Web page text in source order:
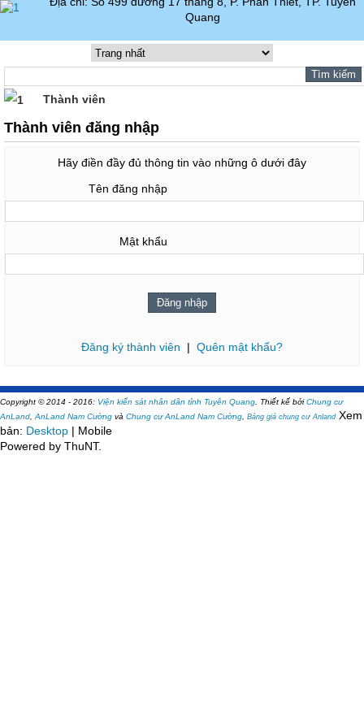
Quang
Thành viên
Thành viên đăng nhập
Hãy điền đầy đủ thông tin vào những ô dưới đây
Tên đăng nhập
Mật khẩu
Đăng ký thành viên | Quên mật khẩu?
Copyright © 2014 - 2016: Viện kiển sát nhân dân tỉnh Tuyên Quang Thiết kế bởiChung cư
AnLand AnLand Nam Cường và Chung cư AnLand Nam Cường Bảng giá chung cư AnlandXem
bản: Desktop | Mobile
Powered by ThuNT.